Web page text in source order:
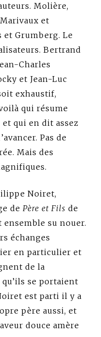
Molière,
et
et Grumberg. Le
Bertrand
Charles
et Jean-Luc
exhaustif,
qui résume
qui en dit assez
Pas de
Mais des
Noiret,
de Père et Fils de
su nouer.
échanges
en particulier et
de la
se portaient
est parti il y a
père aussi, et
douce amère